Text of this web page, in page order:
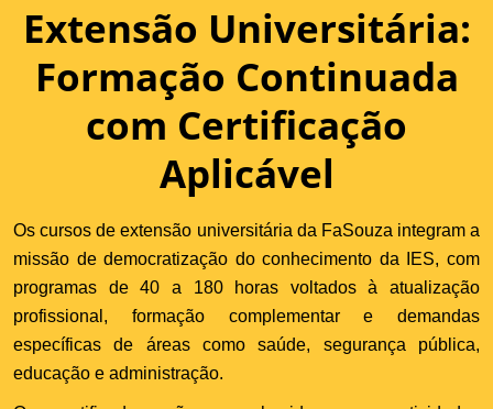
Extensão Universitária:
Formação Continuada
com Certificação
Aplicável
Os cursos de extensão universitária da FaSouza integram a
missão de democratização do conhecimento da IES, com
programas de 40 a 180 horas voltados à atualização
profissional, formação complementar e demandas
específicas de áreas como saúde, segurança pública,
educação e administração.